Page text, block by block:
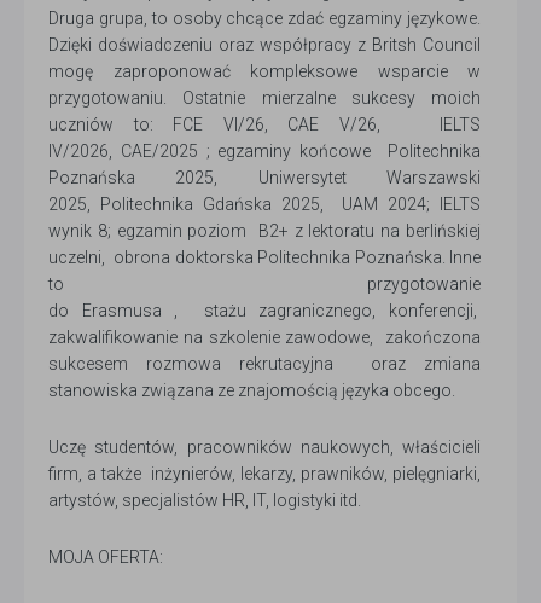
Druga grupa, to osoby chcące zdać egzaminy językowe.
Dzięki doświadczeniu oraz współpracy z Britsh Council
mogę zaproponować kompleksowe wsparcie w
przygotowaniu. Ostatnie mierzalne sukcesy moich
uczniów to: FCE VI/26, CAE V/26, IELTS
IV/2026, CAE/2025 ; egzaminy końcowe Politechnika
Poznańska 2025, Uniwersytet Warszawski
2025, Politechnika Gdańska 2025, UAM 2024; IELTS
wynik 8; egzamin poziom B2+ z lektoratu na berlińskiej
uczelni, obrona doktorska Politechnika Poznańska. Inne
to przygotowanie
do Erasmusa , stażu zagranicznego, konferencji,
zakwalifikowanie na szkolenie zawodowe, zakończona
sukcesem rozmowa rekrutacyjna oraz zmiana
stanowiska związana ze znajomością języka obcego.
Uczę studentów, pracowników naukowych, właścicieli
firm, a także inżynierów, lekarzy, prawników, pielęgniarki,
artystów, specjalistów HR, IT, logistyki itd.
MOJA OFERTA: